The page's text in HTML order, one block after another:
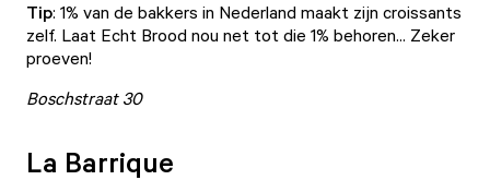
Tip: 1% van de bakkers in Nederland maakt zijn croissants
zelf. Laat Echt Brood nou net tot die 1% behoren... Zeker
proeven!
Boschstraat 30
La Barrique